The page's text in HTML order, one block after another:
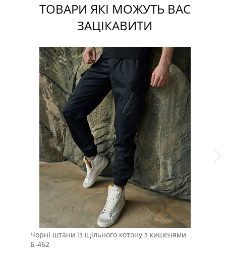
ТОВАРИ ЯКІ МОЖУТЬ ВАС
ЗАЦІКАВИТИ
Чорні штани із щільного котону з кишенями
Б-462